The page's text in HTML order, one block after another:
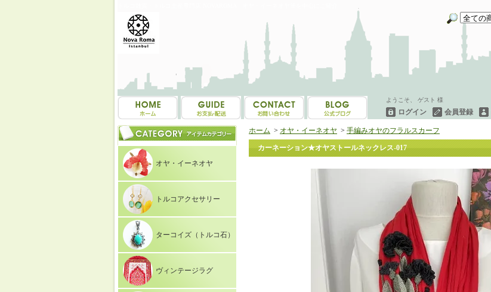
ようこそ、 ゲスト 様
ログイン 会員登録
オヤ・イーネオヤ
トルコアクセサリー
ターコイズ（トルコ石）
ヴィンテージラグ
ホーム > オヤ・イーネオヤ > 手編みオヤのフラルスカーフ
カーネーション★オヤストールネックレス‐017